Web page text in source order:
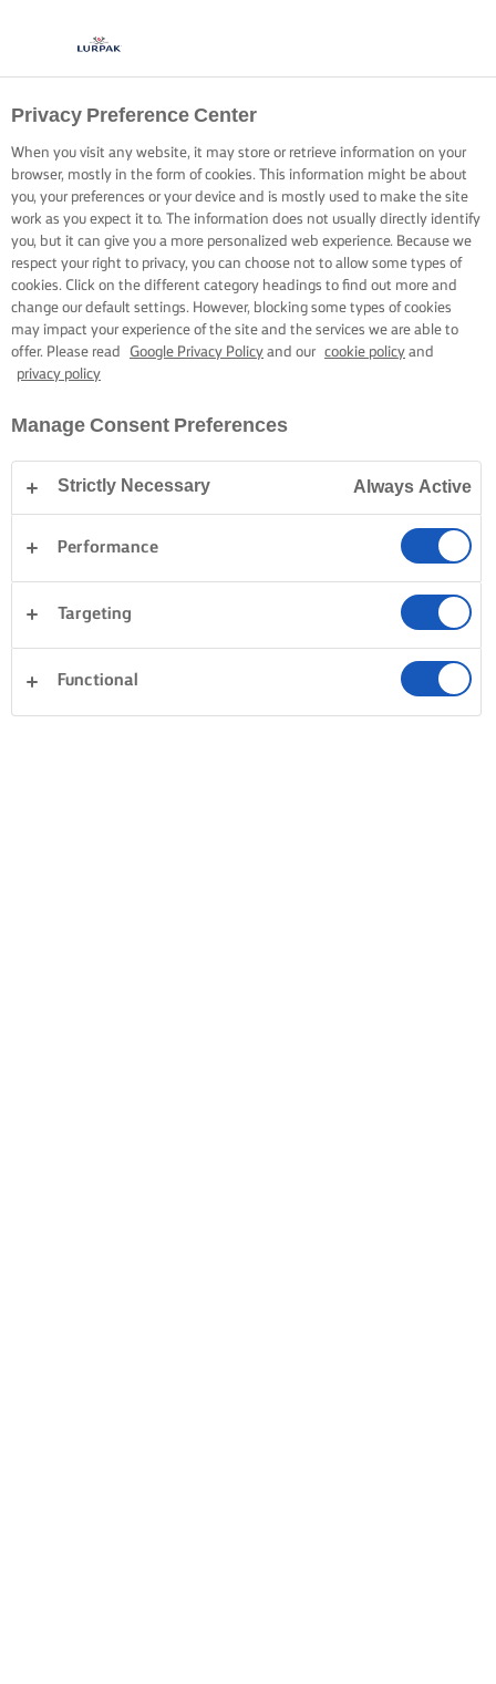
Privacy Preference Center
When you visit any website, it may store or retrieve information on your
browser, mostly in the form of cookies. This information might be about
you, your preferences or your device and is mostly used to make the site
work as you expect it to. The information does not usually directly identify
you, but it can give you a more personalized web experience. Because we
respect your right to privacy, you can choose not to allow some types of
cookies. Click on the different category headings to find out more and
change our default settings. However, blocking some types of cookies
may impact your experience of the site and the services we are able to
offer. Please read
Google Privacy Policy and our cookie policy and
privacy policy
Manage Consent Preferences
Strictly Necessary Always Active
Performance
Targeting
Functional